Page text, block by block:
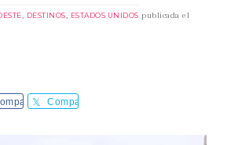
, DESTINOS, ESTADOS UNIDOS publicada el
Comparte